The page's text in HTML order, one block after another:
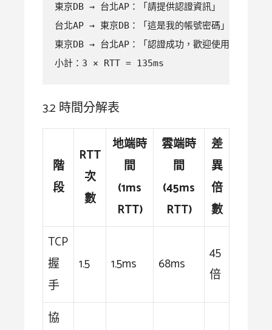
東京DB → 台北AP：「請提供認證資訊」
台北AP → 東京DB：「這是我的帳號密碼」
東京DB → 台北AP：「認證成功，歡迎使用」
小計：3 × RTT = 135ms
3.2 時間分解表
階
段
RTT
次
數
地端時
間
(1ms
RTT)
雲端時
間
(45ms
RTT)
差
異
倍
數
TCP
握
手
1.5 1.5ms 68ms
45
倍
協